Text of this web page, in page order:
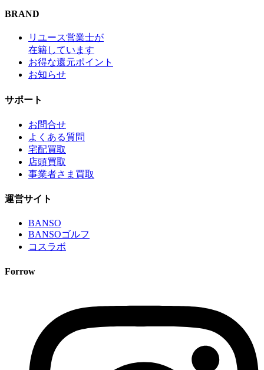
BRAND
リユース営業士が
在籍しています
お得な還元ポイント
お知らせ
サポート
お問合せ
よくある質問
宅配買取
店頭買取
事業者さま買取
運営サイト
BANSO
BANSOゴルフ
コスラボ
Forrow